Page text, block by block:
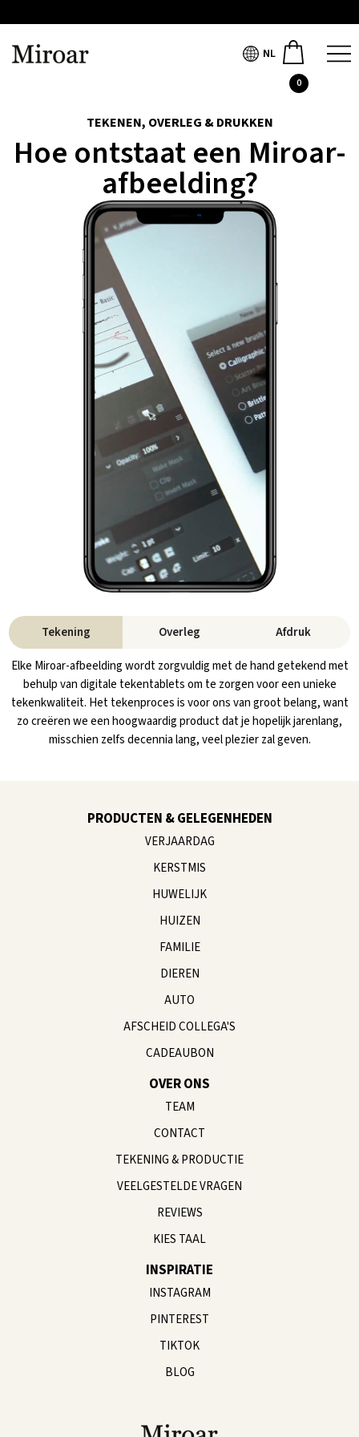
NL
0
TEKENEN, OVERLEG & DRUKKEN
Hoe ontstaat een Miroar-
afbeelding?
Tekening Overleg
Afdruk
Elke Miroar-afbeelding wordt zorgvuldig met de hand getekend met
behulp van digitale tekentablets om te zorgen voor een unieke
tekenkwaliteit. Het tekenproces is voor ons van groot belang, want
zo creëren we een hoogwaardig product dat je hopelijk jarenlang,
misschien zelfs decennia lang, veel plezier zal geven.
PRODUCTEN & GELEGENHEDEN
VERJAARDAG
KERSTMIS
HUWELIJK
HUIZEN
FAMILIE
DIEREN
AUTO
AFSCHEID COLLEGA'S
CADEAUBON
OVER ONS
TEAM
CONTACT
TEKENING & PRODUCTIE
VEELGESTELDE VRAGEN
REVIEWS
KIES TAAL
INSPIRATIE
INSTAGRAM
PINTEREST
TIKTOK
BLOG